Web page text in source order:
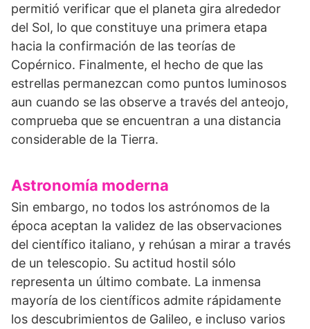
permitió verificar que el planeta gira alrededor
del Sol, lo que constituye una primera etapa
hacia la confirmación de las teorías de
Copérnico. Finalmente, el hecho de que las
estrellas per­manezcan como puntos luminosos
aun cuan­do se las observe a través del anteojo,
com­prueba que se encuentran a una distancia
considerable de la Tierra.
Astronomía moderna
Sin embargo, no todos los astrónomos de la
época aceptan la validez de las observaciones
del científico italiano, y rehúsan a mirar a tra­vés
de un telescopio. Su actitud hostil sólo
representa un último combate. La inmensa
mayoría de los científicos admite rápidamen­te
los descubrimientos de Galileo, e incluso varios